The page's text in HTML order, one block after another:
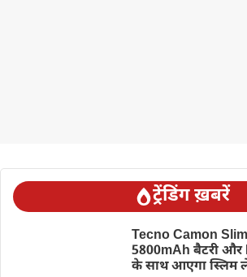
ट्रेंडिंग ख़बरें
Tecno Camon
5800mAh बैटरी
के साथ आएगा स्लिम